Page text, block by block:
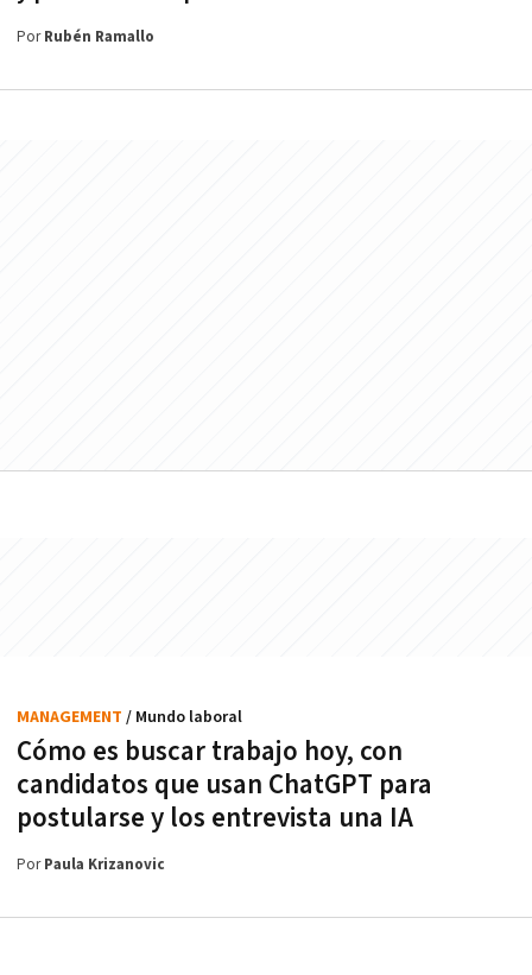
PorRubén Ramallo
Cómo es buscar trabajo hoy, con
candidatos que usan ChatGPT para
postularse y los entrevista una IA
MANAGEMENT / Mundo laboral
PorPaula Krizanovic